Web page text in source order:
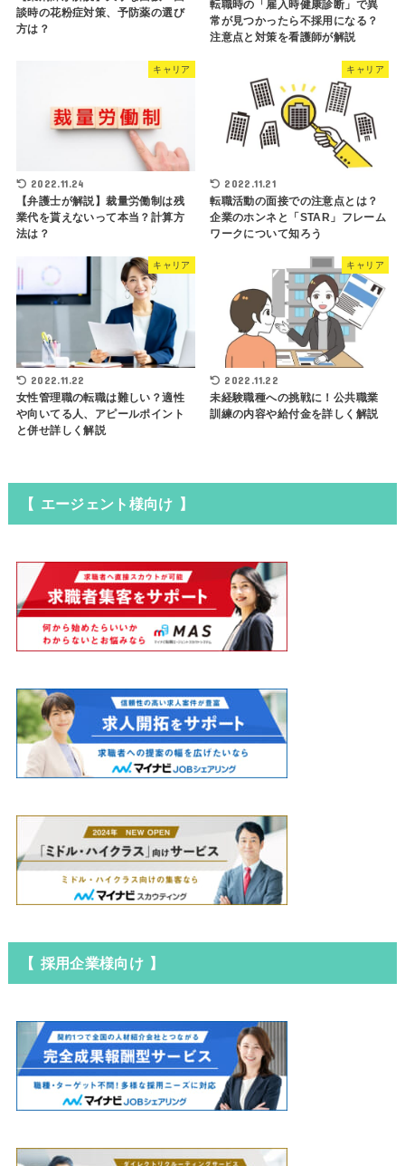
談時の花粉症対策、予防薬の選び
方は？
転職時の「雇入時健康診断」で異
常が見つかったら不採用になる？
注意点と対策を看護師が解説
キャリア
2022.11.24
【弁護士が解説】裁量労働制は残
業代を貰えないって本当？計算方
法は？
キャリア
2022.11.21
転職活動の面接での注意点とは？
企業のホンネと「STAR」フレーム
ワークについて知ろう
キャリア
2022.11.22
女性管理職の転職は難しい？適性
や向いてる人、アピールポイント
と併せ詳しく解説
キャリア
2022.11.22
未経験職種への挑戦に！公共職業
訓練の内容や給付金を詳しく解説
【 エージェント様向け 】
【 採用企業様向け 】